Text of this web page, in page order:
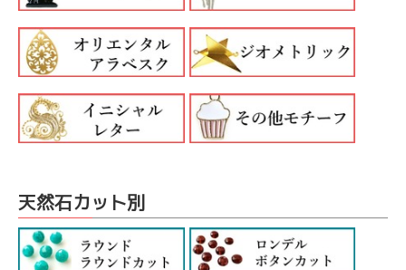
天然石カット別